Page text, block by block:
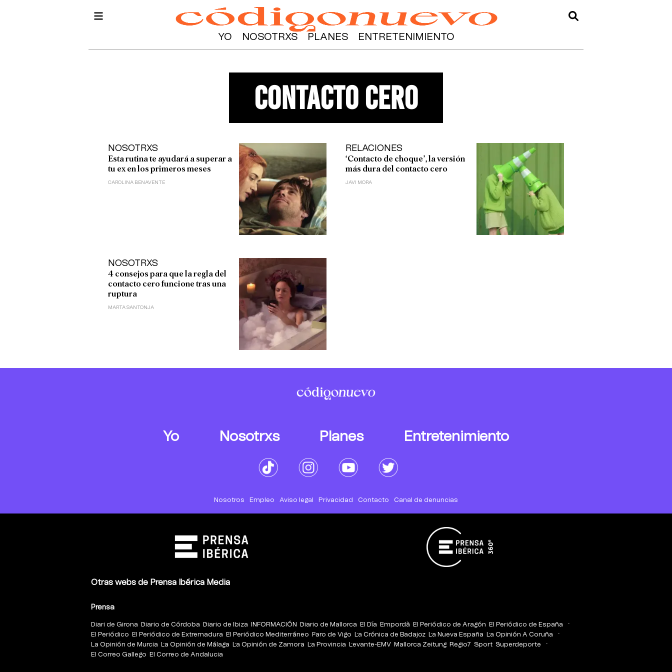
YO NOSOTRXS PLANES ENTRETENIMIENTO
contacto cero
NOSOTRXS
Esta rutina te ayudará a superar a
tu ex en los primeros meses
CAROLINA BENAVENTE
RELACIONES
‘Contacto de choque’, la versión
más dura del contacto cero
JAVI MORA
NOSOTRXS
4 consejos para que la regla del
contacto cero funcione tras una
ruptura
MARTA SANTONJA
Yo Nosotrxs Planes Entretenimiento
Nosotros Empleo Aviso legal Privacidad Contacto Canal de denuncias
Otras webs de Prensa Ibérica Media
Prensa
Diari de Girona Diario de Córdoba Diario de Ibiza INFORMACIÓN Diario de Mallorca El Día Empordà El Periódico de Aragón
El Periódico de España
El Periódico
El Periódico de Extremadura El Periódico Mediterráneo Faro de Vigo La Crónica de Badajoz La Nueva España
La Opinión A Coruña
La Opinión de Murcia
La Opinión de Málaga La Opinión de Zamora La Provincia Levante-EMV Mallorca Zeitung Regio7 Sport Superdeporte
El Correo Gallego
El Correo de Andalucia